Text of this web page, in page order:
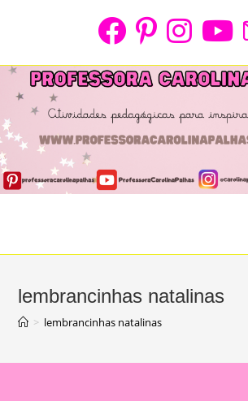
lembrancinhas natalinas
> lembrancinhas natalinas